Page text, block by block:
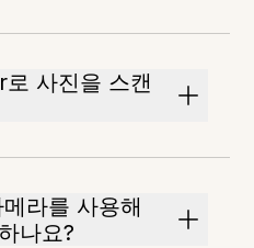
사진을 스캔
라를 사용해
나요?